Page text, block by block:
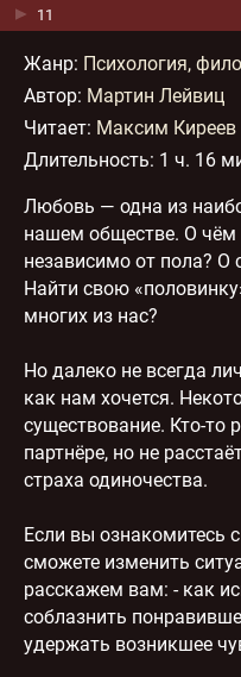
11
Жанр: Психология,
Автор: Мартин Лейвиц
Читает: Максим Киреев
Длительность: 1 ч. 16
Любовь — одна из
нашем обществе. О
независимо от пола? О
Найти свою
многих из нас?
Но далеко не всегда
как нам хочется.
существование. Кто-то
партнёре, но не
страха одиночества.
Если вы ознакомитесь
сможете изменить
расскажем вам: - как
соблазнить
удержать возникшее